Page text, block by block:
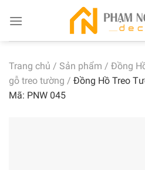
Trang chủ / Sản phẩm / Đồng
gỗ treo tường / Đồng Hồ Treo
Mã: PNW 045